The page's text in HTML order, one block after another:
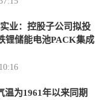
实业：控股子公司拟投
锂储能电池PACK集成
温为1961年以来同期